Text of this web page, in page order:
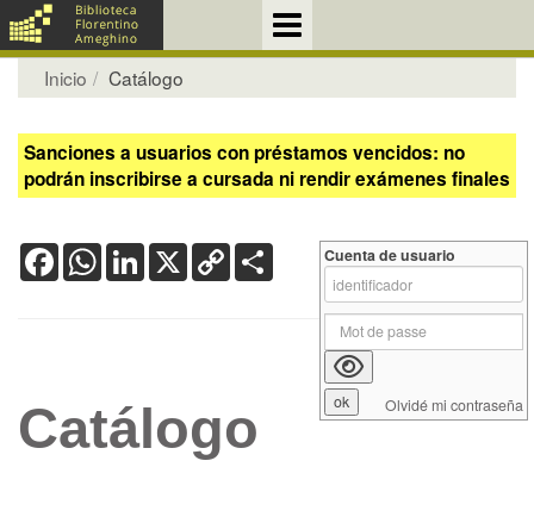
Inicio Catálogo
Sanciones a usuarios con préstamos vencidos: no
podrán inscribirse a cursada ni rendir exámenes finales
FacebookWhatsApp
LinkedIn
X Copy
Link
Catálogo
Cuenta de usuario
Olvidé mi contraseña